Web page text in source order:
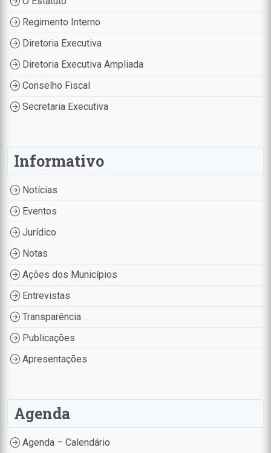
Regimento Interno
Diretoria Executiva
Diretoria Executiva Ampliada
Conselho Fiscal
Secretaria Executiva
Informativo
Notícias
Eventos
Jurídico
Notas
Ações dos Municípios
Entrevistas
Transparência
Publicações
Apresentações
Agenda
Agenda – Calendário